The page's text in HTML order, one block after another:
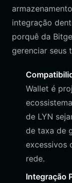
integração
porquê da
gerenciar seus
Wallet é
de LYN
de taxa de
excessivos
rede.
Integração